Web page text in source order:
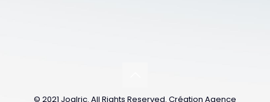
© 2021 Joalric. All Rights Reserved. Création Agence